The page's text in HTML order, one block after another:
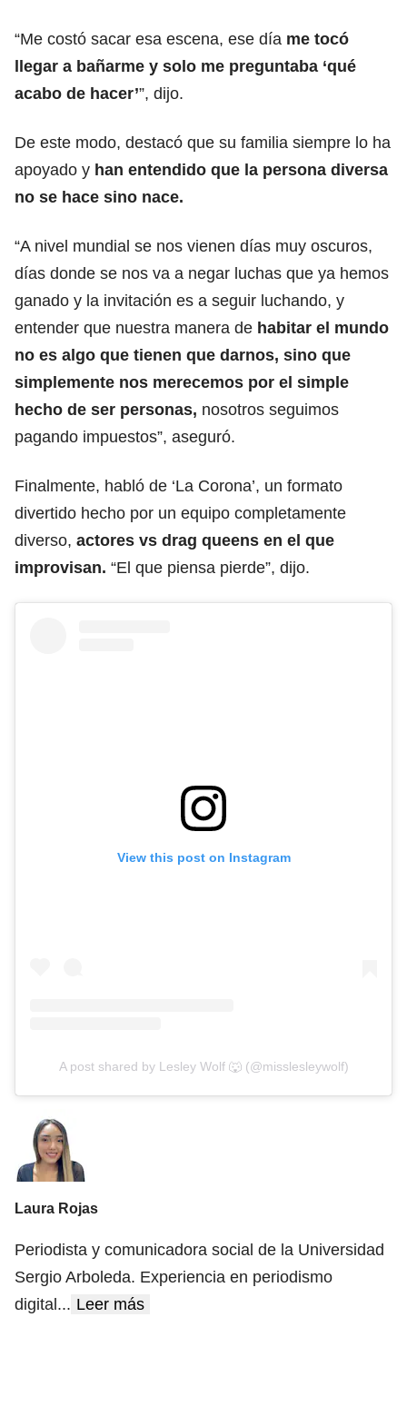
“Me costó sacar esa escena, ese día me tocó
llegar a bañarme y solo me preguntaba ‘qué
acabo de hacer’”, dijo.
De este modo, destacó que su familia siempre lo ha
apoyado y han entendido que la persona diversa
no se hace sino nace.
“A nivel mundial se nos vienen días muy oscuros,
días donde se nos va a negar luchas que ya hemos
ganado y la invitación es a seguir luchando, y
entender que nuestra manera de habitar el mundo
no es algo que tienen que darnos, sino que
simplemente nos merecemos por el simple
hecho de ser personas, nosotros seguimos
pagando impuestos”, aseguró.
Finalmente, habló de ‘La Corona’, un formato
divertido hecho por un equipo completamente
diverso, actores vs drag queens en el que
improvisan. “El que piensa pierde”, dijo.
View this post on Instagram
A post shared by Lesley Wolf 🐺 (@misslesleywolf)
Laura Rojas
Periodista y comunicadora social de la Universidad
Sergio Arboleda. Experiencia en periodismo
digital ... Leer más